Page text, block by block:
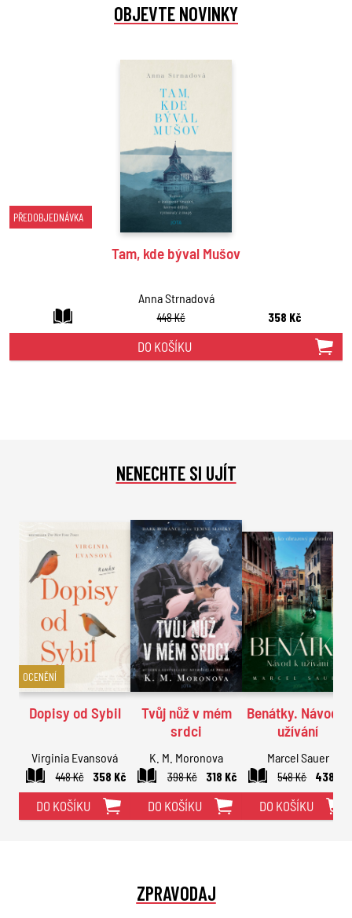
OBJEVTE NOVINKY
PŘEDOBJEDNÁVKA
Tam, kde býval Mušov
Anna Strnadová
448 Kč
358 Kč
DO KOŠÍKU
NENECHTE SI UJÍT
OCENĚNÍ
Dopisy od Sybil
Virginia Evansová
448 Kč
358 Kč
DO KOŠÍKU
Tvůj nůž v mém
srdci
K. M. Moronova
398 Kč
318 Kč
DO KOŠÍKU
Benátky. Návod k
užívání
Marcel Sauer
548 Kč
438 Kč
DO KOŠÍKU
ZPRAVODAJ